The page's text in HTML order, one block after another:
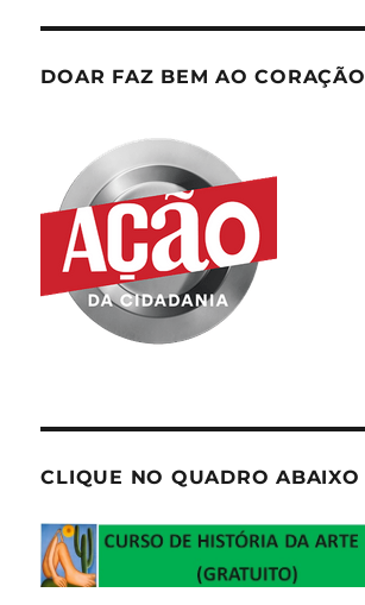
DOAR FAZ BEM AO CORAÇÃO
CLIQUE NO QUADRO ABAIXO